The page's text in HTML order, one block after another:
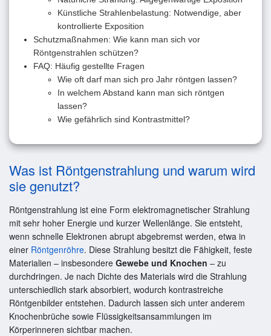
Künstliche Strahlenbelastung: Notwendige, aber
kontrollierte Exposition
Schutzmaßnahmen: Wie kann man sich vor
Röntgenstrahlen schützen?
FAQ: Häufig gestellte Fragen
Wie oft darf man sich pro Jahr röntgen lassen?
In welchem Abstand kann man sich röntgen
lassen?
Wie gefährlich sind Kontrastmittel?
Was ist Röntgenstrahlung und warum wird
sie genutzt?
Röntgenstrahlung ist eine Form elektromagnetischer Strahlung
mit sehr hoher Energie und kurzer Wellenlänge. Sie entsteht,
wenn schnelle Elektronen abrupt abgebremst werden, etwa in
einer Röntgenröhre. Diese Strahlung besitzt die Fähigkeit, feste
Materialien – insbesondere Gewebe und Knochen – zu
durchdringen. Je nach Dichte des Materials wird die Strahlung
unterschiedlich stark absorbiert, wodurch kontrastreiche
Röntgenbilder entstehen. Dadurch lassen sich unter anderem
Knochenbrüche sowie Flüssigkeitsansammlungen im
Körperinneren sichtbar machen.